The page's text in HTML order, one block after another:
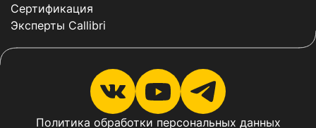
Сертификация
Эксперты Callibri
Политика обработки персональных данных